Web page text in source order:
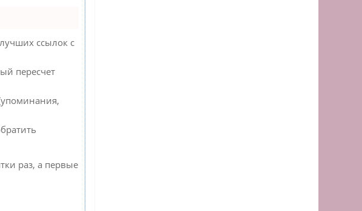
ссылок с
пересчет
раз, а первые